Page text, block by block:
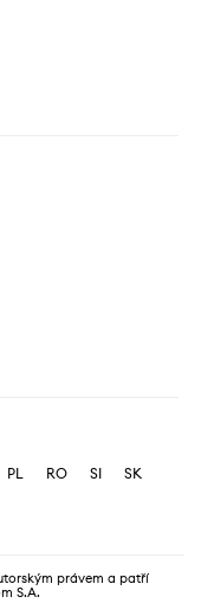
PL RO SI
SK
právem a patří
S.A.